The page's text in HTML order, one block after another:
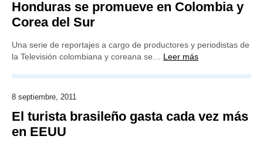
Honduras se promueve en Colombia y
Corea del Sur
Una serie de reportajes a cargo de productores y periodistas de
la Televisión colombiana y coreana se… Leer más
8 septiembre, 2011
El turista brasileño gasta cada vez más
en EEUU